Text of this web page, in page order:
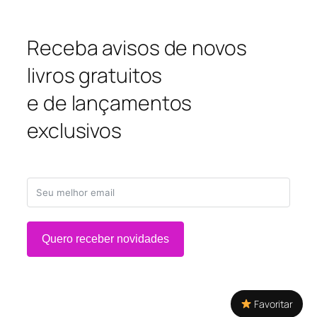
Receba avisos de novos
livros gratuitos
e de lançamentos
exclusivos
Quero receber novidades
Favoritar